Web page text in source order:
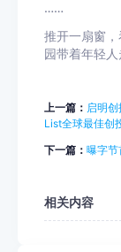
……
推开一扇窗
园带着年轻人
上一篇： 启明
List全球最佳创
下一篇： 曝字节
相关内容